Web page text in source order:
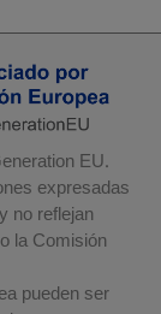
EU.
expresadas
no reflejan
la Comisión
pueden ser